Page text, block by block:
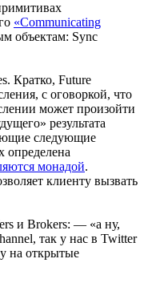
«Communicating
объектам: Sync
Кратко, Future
с оговоркой, что
может произойти
результата
следующие
определена
монадой.
клиенту вызвать
и Brokers: — «а ну,
так у нас в Twitter
на открытые